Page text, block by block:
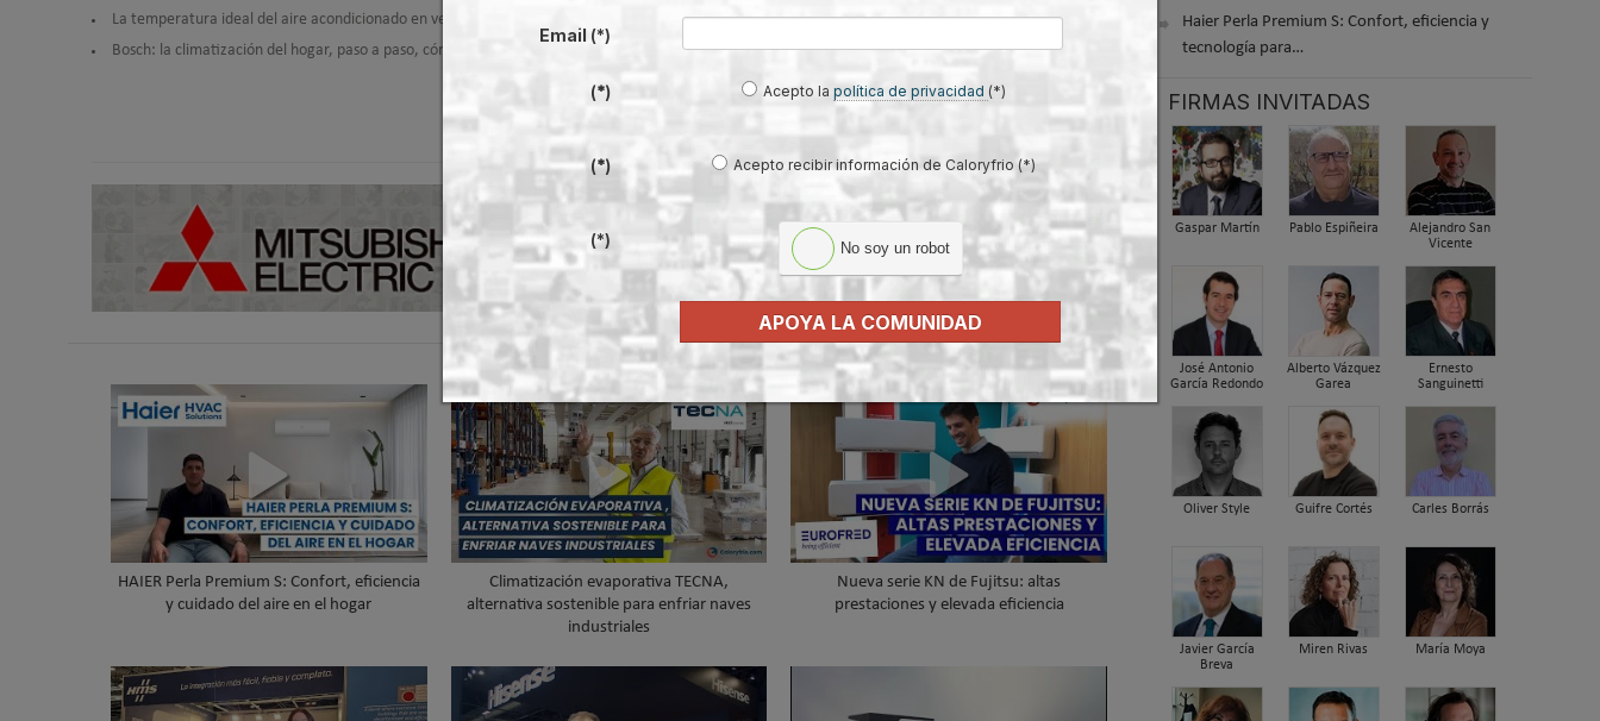
La temperatura ideal del aire acondicionado en verano se sitúa entre 24 y 26°C, según Daikin
Bosch: la climatización del hogar, paso a paso, cómo se instala cada sistema para garantizar su máximo rendimiento
volver arriba
HAIER Perla Premium S: Confort, eficiencia
y cuidado del aire en el hogar
Climatización evaporativa TECNA,
alternativa sostenible para enfriar naves
industriales
Nueva serie KN de Fujitsu: altas
prestaciones y elevada eficiencia
Haier Perla Premium S: Confort, eficiencia y
tecnología para…
FIRMAS INVITADAS
Gaspar Martín Pablo Espiñeira
Alejandro San
Vicente
José Antonio
García Redondo
Alberto Vázquez
Garea
Ernesto
Sanguinetti
Oliver Style Guifre Cortés Carles Borrás
Javier García
Breva
Miren Rivas María Moya
Email (*)
(*) Acepto lapolítica de privacidad (*)
(*) Acepto recibir información de Caloryfrio (*)
(*) No soy un robot
APOYA LA COMUNIDAD